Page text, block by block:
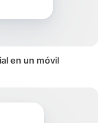
en un móvil